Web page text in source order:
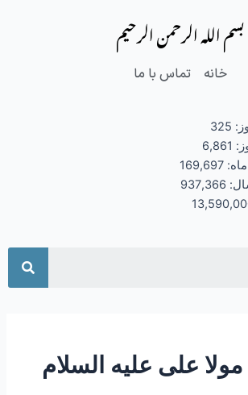
بسم الله الرحمن الرحیم
خانه تماس با ما
325
6,861
169,697
937,366
مولا علی علیه السلام